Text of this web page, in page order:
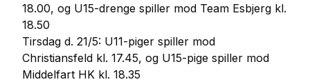
18.00, og U15-drenge spiller mod Team Esbjerg kl.
18.50
Tirsdag d. 21/5: U11-piger spiller mod
Christiansfeld kl. 17.45, og U15-pige spiller mod
Middelfart HK kl. 18.35